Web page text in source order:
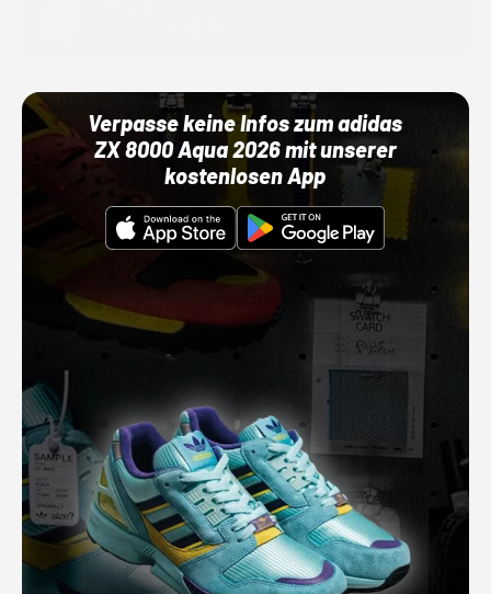
Verpasse keine Infos zum adidas
ZX 8000 Aqua 2026 mit unserer
kostenlosen App